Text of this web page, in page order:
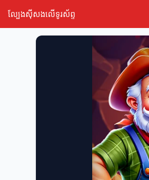
ល្បែងស៊ីសងលើទូរស័ព្ទ